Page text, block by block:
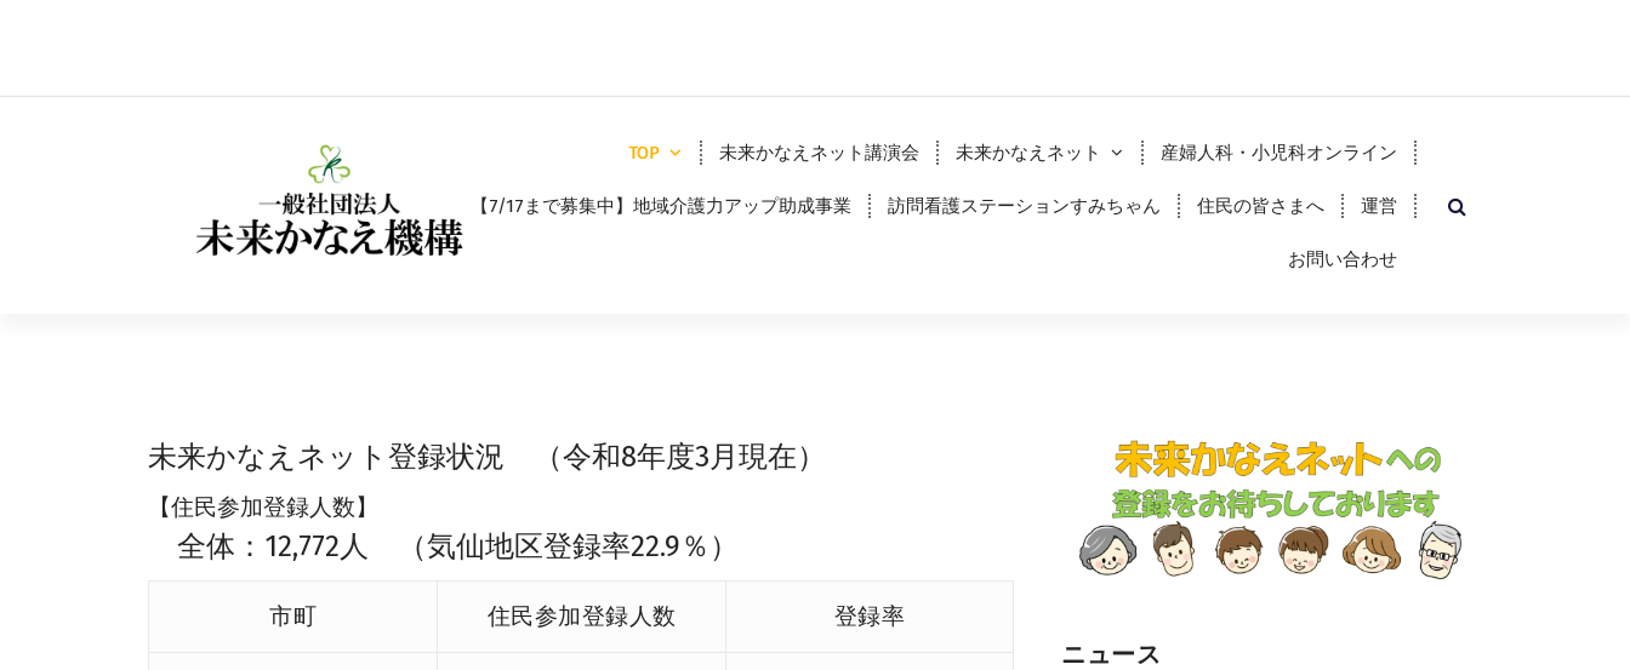
ン
TOP 未来かなえネット講演会 未来かなえネット 産婦人科・小児科オンライン
【7/17まで募集中】地域介護力アップ助成事業 訪問看護ステーションすみちゃん 住民の皆さまへ 運営
お問い合わせ
未来かなえネット登録状況 （令和8年度3月現在）
【住民参加登録人数】
全体：12,772人 （気仙地区登録率22.9％）
市町 住民参加登録人数 登録率
ニュース